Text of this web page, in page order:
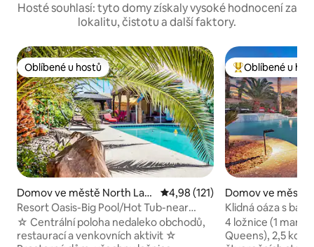
Hosté souhlasí: tyto domy získaly vysoké hodnocení za
lokalitu, čistotu a další faktory.
Oblíbené u hostů
Oblíbené u hostů
Domov ve městě North Las
Vegas
Průměrné hodnocení 4,98 z 5,
4,98 (121)
Resort Oasis-Big Pool/Hot Tub-near
STRIP, Speedway
☆ Centrální poloha nedaleko obchodů,
restaurací a venkovních aktivit ☆
Nejlepší v
Oblíbené u
Domov ve městě
n
Klidná oáza s
příplatek) lázně/
4 ložnice (1
Queens), 2,5